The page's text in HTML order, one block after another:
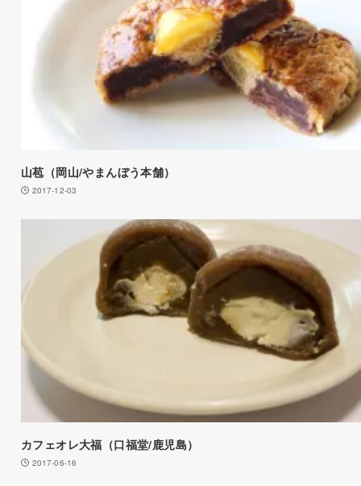
山苞（岡山/やまんぼう本舗）
2017-12-03
カフェオレ大福（口福堂/鹿児島）
2017-06-16